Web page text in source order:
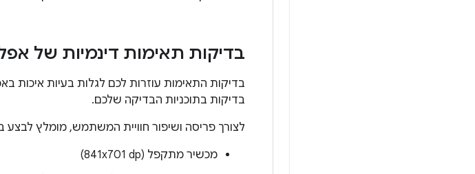
בדיקות תאימות דינמיות של
בדיקות התאימות עוזרות לכם לגלות בעיות איכות
בדיקות בתוכניות הבדיקה שלכם.
לצורך פריסה ושיפור חוויית המשתמש, מומלץ לבצע
מכשיר מתקפל (841x701 dp)